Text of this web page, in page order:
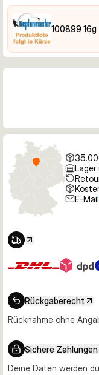
100899 16g
Lager
E-
Rückgaberecht
Rücknahme ohne
Sichere Zahlungen
Deine Daten werden